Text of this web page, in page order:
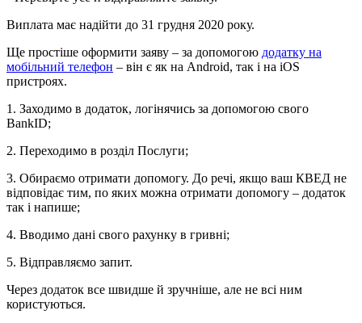
Виплата має надійти до 31 грудня 2020 року.
Ще простіше оформити заяву – за допомогою додатку на
мобільний телефон – він є як на Android, так і на iOS
пристроях.
1. Заходимо в додаток, логінячись за допомогою свого
BankID;
2. Переходимо в розділ Послуги;
3. Обираємо отримати допомогу. До речі, якщо ваш КВЕД не
відповідає тим, по яких можна отримати допомогу – додаток
так і напише;
4. Вводимо дані свого рахунку в гривні;
5. Відправляємо запит.
Через додаток все швидше й зручніше, але не всі ним
користуються.